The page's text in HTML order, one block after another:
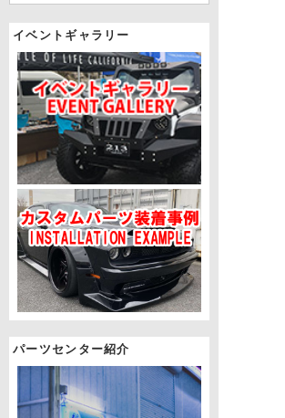
イベントギャラリー
パーツセンター紹介